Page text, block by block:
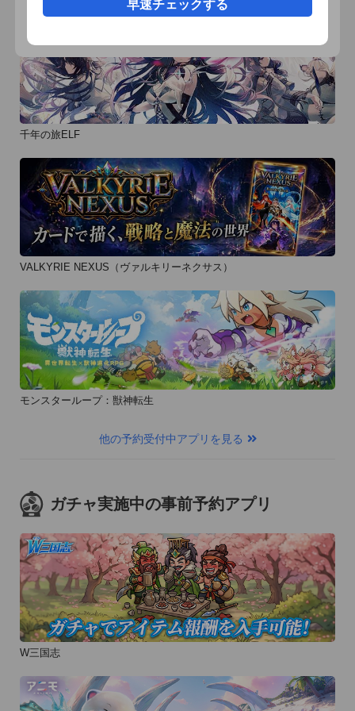
千年の旅ELF
VALKYRIE NEXUS（ヴァルキリーネクサス）
モンスターループ：獣神転生
他の予約受付中アプリを見る
ガチャ実施中の事前予約アプリ
W三国志
早速チェックする